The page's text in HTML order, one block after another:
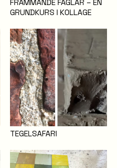
FRÄMMANDE FÅGLAR – EN
GRUNDKURS I KOLLAGE
TEGELSAFARI